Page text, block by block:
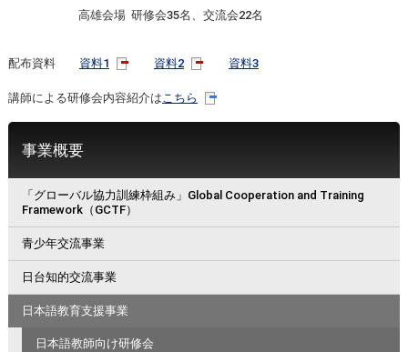
高雄会場 研修会35名、交流会22名
配布資料 資料1 資料2 資料3
講師による研修会内容紹介はこちら
事業概要
「グローバル協力訓練枠組み」Global Cooperation and Training
Framework（GCTF）
青少年交流事業
日台知的交流事業
日本語教育支援事業
日本語教師向け研修会